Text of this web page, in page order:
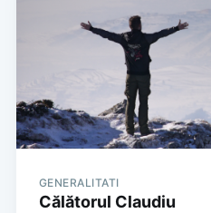
GENERALITATI
Călătorul Claudiu